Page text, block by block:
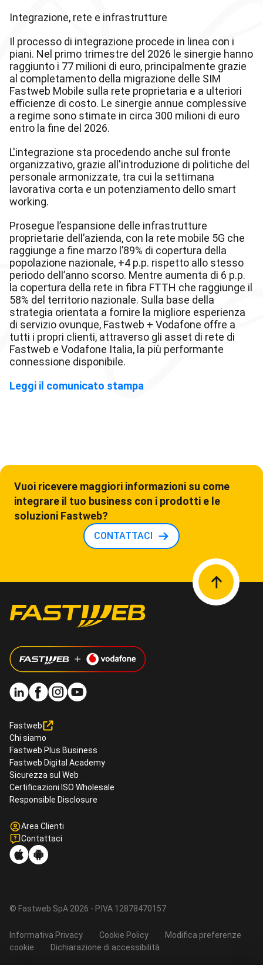
Integrazione, rete e infrastrutture
Il processo di integrazione procede in linea con i
piani. Nel primo trimestre del 2026 le sinergie hanno
raggiunto i 77 milioni di euro, principalmente grazie
al completamento della migrazione delle SIM
Fastweb Mobile sulla rete proprietaria e a ulteriori
efficienze di costo. Le sinergie annue complessive
a regime sono stimate in circa 300 milioni di euro
entro la fine del 2026.
L'integrazione sta procedendo anche sul fronte
organizzativo, grazie all'introduzione di politiche del
personale armonizzate, tra cui la settimana
lavorativa corta e un potenziamento dello smart
working.
Prosegue l’espansione delle infrastrutture
proprietarie dell’azienda, con la rete mobile 5G che
raggiunge a fine marzo l’89% di copertura della
popolazione nazionale, +4 p.p. rispetto allo stesso
periodo dell’anno scorso. Mentre aumenta di 6 p.p.
la copertura della rete in fibra FTTH che raggiunge il
58% del territorio nazionale. Sulla base della
strategia orientata a fornire la migliore esperienza
di servizio ovunque, Fastweb + Vodafone offre a
tutti i propri clienti, attraverso gli asset di rete di
Fastweb e Vodafone Italia, la più performante
connessione disponibile.
Leggi il comunicato stampa
Vuoi ricevere maggiori informazioni su come
integrare il tuo business con i prodotti e le
soluzioni Fastweb?
CONTATTACI
Fastweb
Chi siamo
Fastweb Plus Business
Fastweb Digital Academy
Sicurezza sul Web
Certificazioni ISO Wholesale
Responsible Disclosure
Area Clienti
Contattaci
© Fastweb SpA 2026 - P.IVA 12878470157
Informativa Privacy Cookie Policy
Modifica preferenze
cookie
Dichiarazione di accessibilità